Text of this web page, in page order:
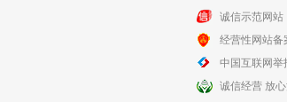
诚信示范网站
经营性网站备
中国互联网举
诚信经营 放